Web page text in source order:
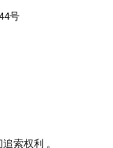
号
索权利 。